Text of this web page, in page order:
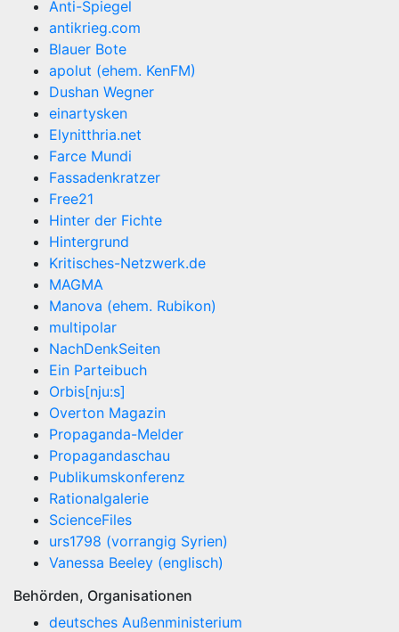
Anti-Spiegel
antikrieg.com
Blauer Bote
apolut (ehem. KenFM)
Dushan Wegner
einartysken
Elynitthria.net
Farce Mundi
Fassadenkratzer
Free21
Hinter der Fichte
Hintergrund
Kritisches-Netzwerk.de
MAGMA
Manova (ehem. Rubikon)
multipolar
NachDenkSeiten
Ein Parteibuch
Orbis[nju:s]
Overton Magazin
Propaganda-Melder
Propagandaschau
Publikumskonferenz
Rationalgalerie
ScienceFiles
urs1798 (vorrangig Syrien)
Vanessa Beeley (englisch)
Behörden, Organisationen
deutsches Außenministerium